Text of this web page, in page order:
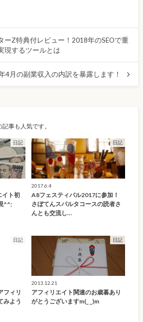
ーZ特典付レビュー！2018年のSEOで重
現するツールとは
4月の副業収入の内訳を暴露します！
記事も人気です。
日記
イト初
^^;
日記
2017.6.4
A8フェスティバル2017に参加！
さぼてんスパルタコースの読者さ
んとも交流し…
日記
フィリ
みよう
日記
2013.12.21
アフィリエイト関連のお歳暮あり
がとうございますm(_ _)m